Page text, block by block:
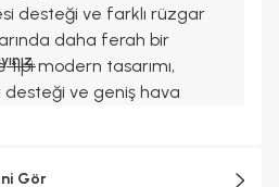
desteği ve farklı rüzgar
daha ferah bir
tipi modern tasarımı,
ve geniş hava
yapısıyla ev ve ofis
kontrol paneli gibi
Gör